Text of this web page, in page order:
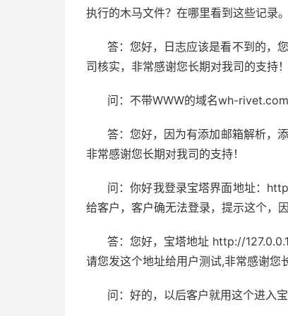
执行的木马文件？在哪里看到这些记录。
答：您好，日志应该是看不到的，
司核实，非常感谢您长期对我司的支持！
问：不带WWW的域名wh-
答：您好，因为有添加邮箱解析，
非常感谢您长期对我司的支持！
问：你好我登录宝塔界面地址：
给客户，客户确无法登录，提示这个，
答：您好，宝塔地址 http://
请您发这个地址给用户测试,非常感谢您
问：好的，以后客户就用这个进入宝